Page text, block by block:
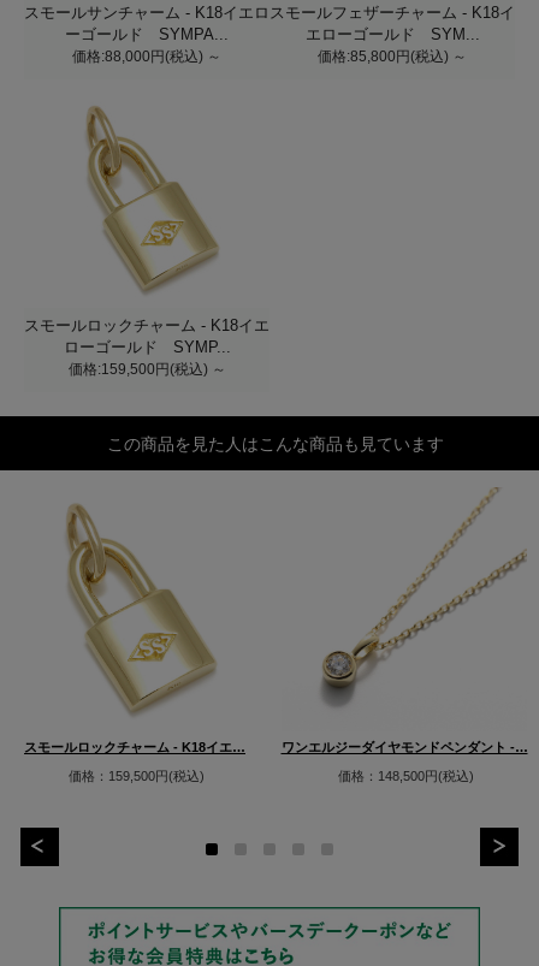
スモールサンチャーム - K18イエロ
ーゴールド SYMPA...
価格:88,000円(税込) ～
スモールフェザーチャーム - K18イ
エローゴールド SYM...
価格:85,800円(税込) ～
スモールロックチャーム - K18イエ
ローゴールド SYMP...
価格:159,500円(税込) ～
この商品を見た人はこんな商品も見ています
スモールロックチャーム - K18イエ…
価格：159,500円(税込)
ワンエルジーダイヤモンドペンダント -…
価格：148,500円(税込)